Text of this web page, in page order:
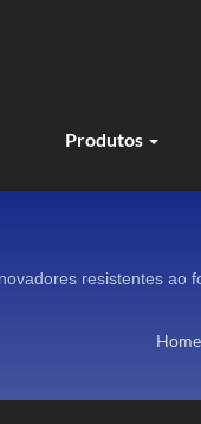
Produtos
resistentes
Home